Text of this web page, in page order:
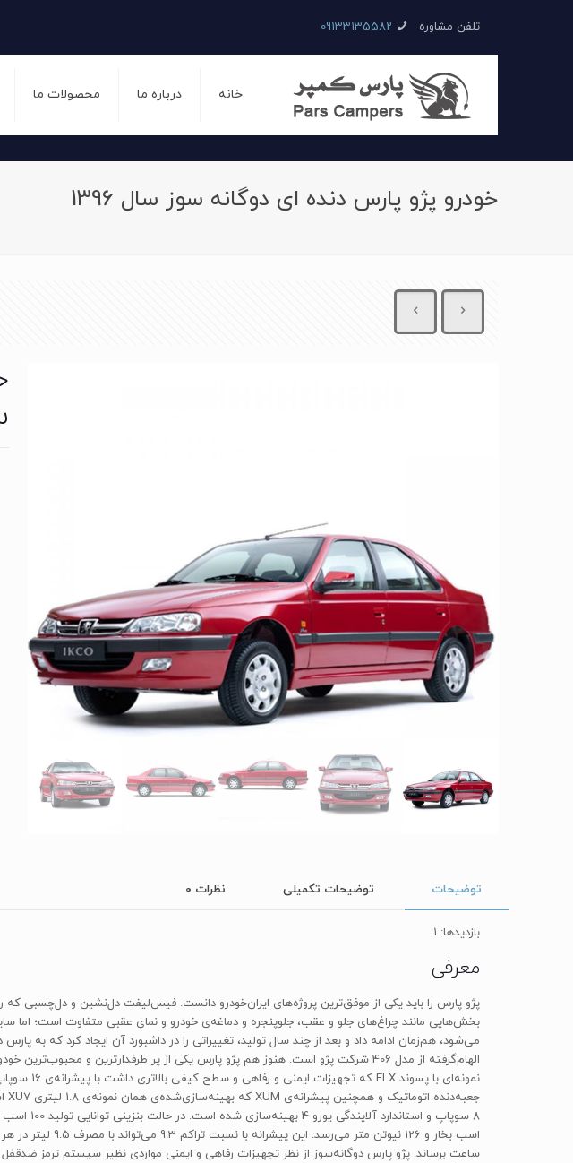
تلفن مشاوره 09133135582
خانه درباره ما محصولات ما
خودرو پژو پارس دنده ای دوگانه سوز سال 1396
توضیحات توضیحات تکمیلی نظرات 0
بازدیدها: 1
معرفی
می‌شود، هم‌زمان ادامه داد و بعد از چند سال تولید، تغییراتی را در داشبورد آن ایجاد کرد که به